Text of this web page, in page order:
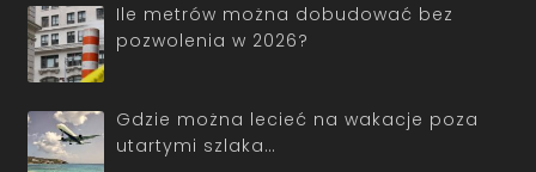
Ile metrów można dobudować bez
pozwolenia w 2026?
Gdzie można lecieć na wakacje poza
utartymi szlaka…